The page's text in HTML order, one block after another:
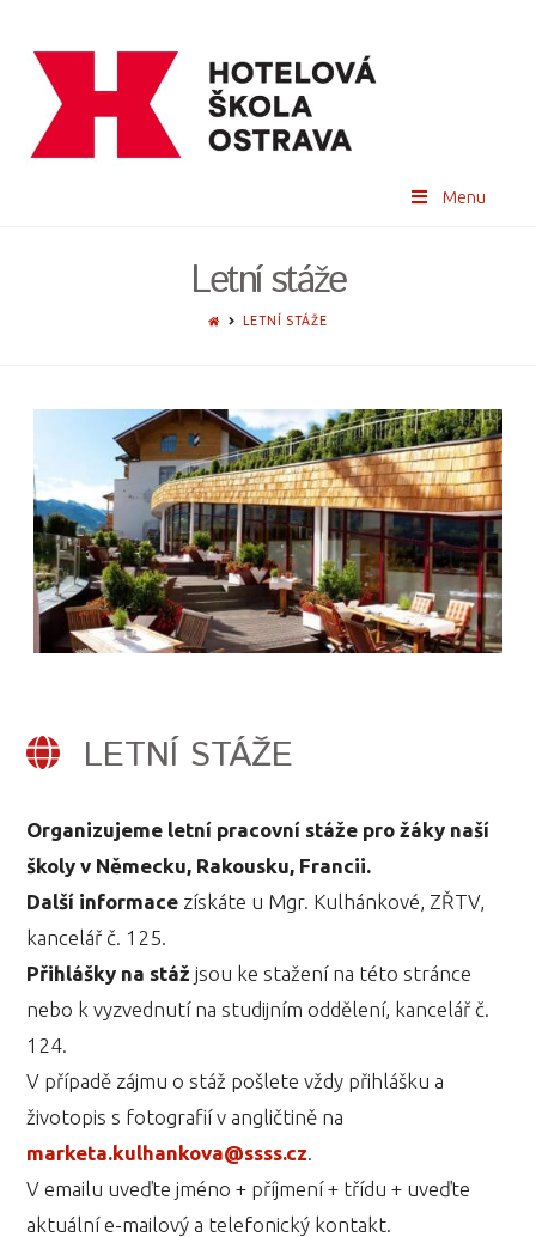
Menu
Letní stáže
HOMELETNÍ STÁŽE
LETNÍ STÁŽE
Organizujeme letní pracovní stáže pro žáky naší
školy v Německu, Rakousku, Francii.
Další informace získáte u Mgr. Kulhánkové, ZŘTV,
kancelář č. 125.
Přihlášky na stáž jsou ke stažení na této stránce
nebo k vyzvednutí na studijním oddělení, kancelář č.
124.
V případě zájmu o stáž pošlete vždy přihlášku a
životopis s fotografií v angličtině na
marketa.kulhankova@ssss.cz.
V emailu uveďte jméno + příjmení + třídu + uveďte
aktuální e-mailový a telefonický kontakt.